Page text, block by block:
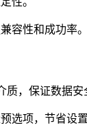
容性和成功率。
，保证数据安
选项，节省设置